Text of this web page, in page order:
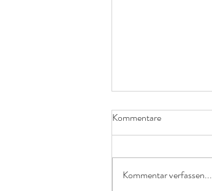
Kommentare
Kommentar verfassen...